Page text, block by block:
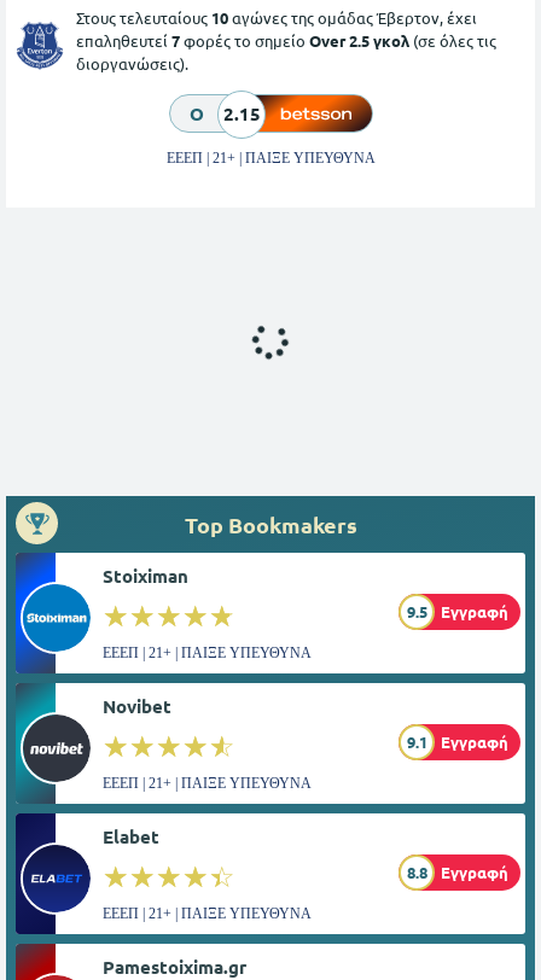
Στους τελευταίους 10αγώνες της ομάδας Έβερτον, έχει
επαληθευτεί 7φορές το σημείο Over 2.5 γκολ (σε όλες τις
διοργανώσεις).
O 2.15
ΕΕΕΠ | 21+ | ΠΑΙΞΕ ΥΠΕΥΘΥΝΑ
Top Bookmakers
Stoiximan
☆☆☆☆☆
★★★★★ 9.5 Εγγραφή
ΕΕΕΠ | 21+ | ΠΑΙΞΕ ΥΠΕΥΘΥΝΑ
Novibet
☆☆☆☆☆
★★★★★ 9.1 Εγγραφή
ΕΕΕΠ | 21+ | ΠΑΙΞΕ ΥΠΕΥΘΥΝΑ
Elabet
☆☆☆☆☆
★★★★★ 8.8 Εγγραφή
ΕΕΕΠ | 21+ | ΠΑΙΞΕ ΥΠΕΥΘΥΝΑ
Pamestoixima.gr